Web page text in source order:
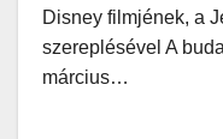
Disney filmjének, a
szereplésével A
március…